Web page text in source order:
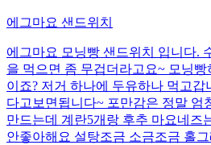
에그마요 샌드위치
에그마요 모닝빵 샌드위치 입니다.
을 먹으면 좀 무겁더라고요~ 모닝
이죠? 저거 하나에 두유하나 먹고갑
다고보면됩니다~ 포만감은 정말 엄
만드는데 계란5개랑 후추 마요네즈
안좋아해요 설탕조금 소금조금 홀